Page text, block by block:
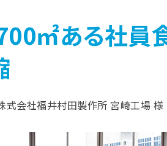
㎡ある社員
式会社福井村田製作所 宮崎工場 様